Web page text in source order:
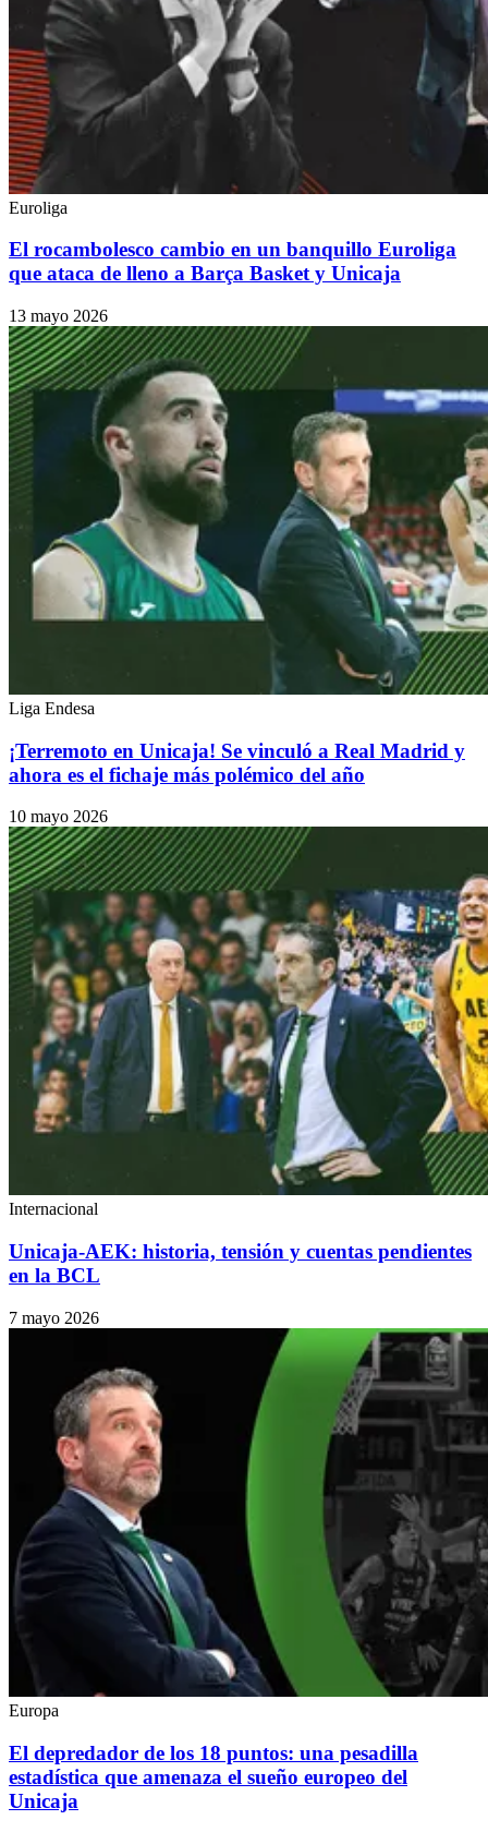
Euroliga
El rocambolesco cambio en un banquillo Euroliga
que ataca de lleno a Barça Basket y Unicaja
13 mayo 2026
Liga Endesa
¡Terremoto en Unicaja! Se vinculó a Real Madrid y
ahora es el fichaje más polémico del año
10 mayo 2026
Internacional
Unicaja-AEK: historia, tensión y cuentas pendientes
en la BCL
7 mayo 2026
Europa
El depredador de los 18 puntos: una pesadilla
estadística que amenaza el sueño europeo del
Unicaja